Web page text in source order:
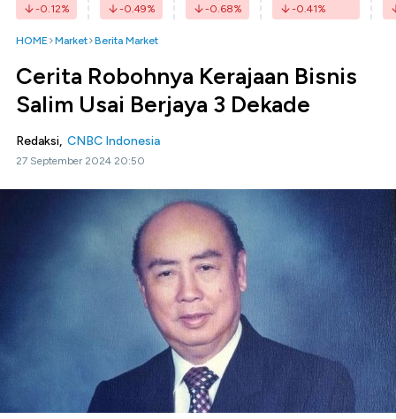
-0.12% -0.49% -0.68% -0.41%
HOME Market Berita Market
Cerita Robohnya Kerajaan Bisnis
Salim Usai Berjaya 3 Dekade
Redaksi, CNBC Indonesia
27 September 2024 20:50